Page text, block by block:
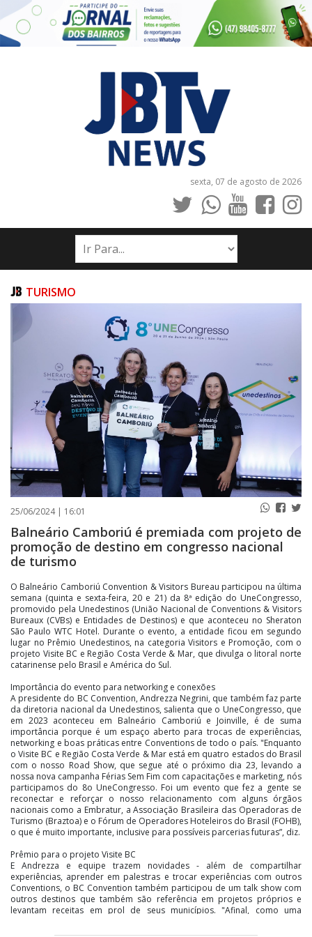
sexta, 07 de agosto de 2026
INÍCIO
NOTÍCIAS
PUBLICAÇÕES LEGAIS
CONTATO
TURISMO
25/06/2024 | 16:01
Balneário Camboriú é premiada com projeto de
promoção de destino em congresso nacional
de turismo
O Balneário Camboriú Convention & Visitors Bureau participou na última
semana (quinta e sexta-feira, 20 e 21) da 8ª edição do UneCongresso,
promovido pela Unedestinos (União Nacional de Conventions & Visitors
Bureaux (CVBs) e Entidades de Destinos) e que aconteceu no Sheraton
São Paulo WTC Hotel. Durante o evento, a entidade ficou em segundo
lugar no Prêmio Unedestinos, na categoria Visitors e Promoção, com o
projeto Visite BC e Região Costa Verde & Mar, que divulga o litoral norte
catarinense pelo Brasil e América do Sul.
Importância do evento para networking e conexões
A presidente do BC Convention, Andrezza Negrini, que também faz parte
da diretoria nacional da Unedestinos, salienta que o UneCongresso, que
em 2023 aconteceu em Balneário Camboriú e Joinville, é de suma
importância porque é um espaço aberto para trocas de experiências,
networking e boas práticas entre Conventions de todo o país. "Enquanto
o Visite BC e Região Costa Verde & Mar está em quatro estados do Brasil
com o nosso Road Show, que segue até o próximo dia 23, levando a
nossa nova campanha Férias Sem Fim com capacitações e marketing, nós
participamos do 8o UneCongresso. Foi um evento que fez a gente se
reconectar e reforçar o nosso relacionamento com alguns órgãos
nacionais como a Embratur, a Associação Brasileira das Operadoras de
Turismo (Braztoa) e o Fórum de Operadores Hoteleiros do Brasil (FOHB),
o que é muito importante, inclusive para possíveis parcerias futuras”, diz.
Prêmio para o projeto Visite BC
E Andrezza e equipe trazem novidades - além de compartilhar
experiências, aprender em palestras e trocar experiências com outros
Conventions, o BC Convention também participou de um talk show com
outros destinos que também são referência em projetos próprios e
levantam receitas em prol de seus municípios. "Afinal, como uma
mostramos ser possível - inclusive o nosso principal projeto, o Visite BC,